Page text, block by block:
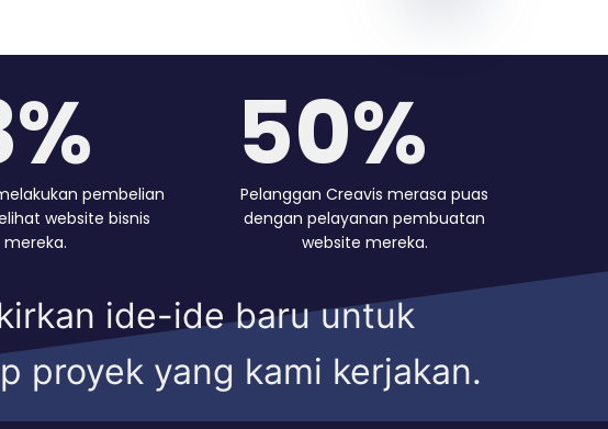
pembelian
website bisnis
mereka.
75%
Pelanggan Creavis merasa puas
dengan pelayanan pembuatan
website mereka.
ide-ide baru untuk
proyek yang kami kerjakan.